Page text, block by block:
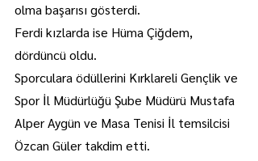
olma başarısı gösterdi.
Ferdi kızlarda ise Hüma Çiğdem,
dördüncü oldu.
Sporculara ödüllerini Kırklareli Gençlik ve
Spor İl Müdürlüğü Şube Müdürü Mustafa
Alper Aygün ve Masa Tenisi İl temsilcisi
Özcan Güler takdim etti.